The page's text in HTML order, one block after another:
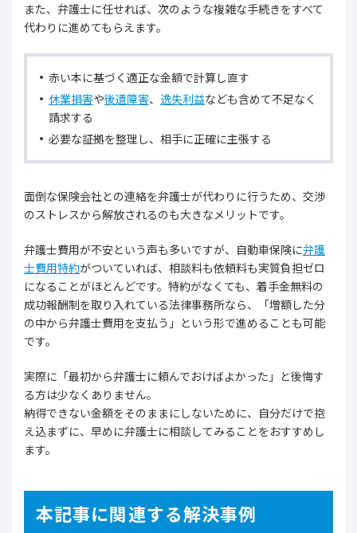
また、弁護士に任せれば、次のような複雑な手続きをすべて
代わりに進めてもらえます。
赤い本に基づく適正な金額で計算し直す
休業損害や後遺障害、 逸失利益なども含めて不足なく
請求する
必要な証拠を整理し、相手に正確に主張する
面倒な保険会社との連絡を弁護士が代わりに行うため、交渉
のストレスから解放されるのも大きなメリットです。
弁護士費用が不安という声も多いですが、自動車保険に弁護
士費用特約がついていれば、相談料も依頼料も実質負担ゼロ
になることがほとんどです。特約がなくても、着手金無料の
成功報酬制を取り入れている法律事務所なら、「増額した分
の中から弁護士費用を支払う」という形で進めることも可能
です。
実際に「最初から弁護士に頼んでおけばよかった」と後悔す
る方は少なくありません。
納得できない金額をそのままにしないために、自分だけで抱
え込まずに、早めに弁護士に相談してみることをおすすめし
ます。
本記事に関連する解決事例